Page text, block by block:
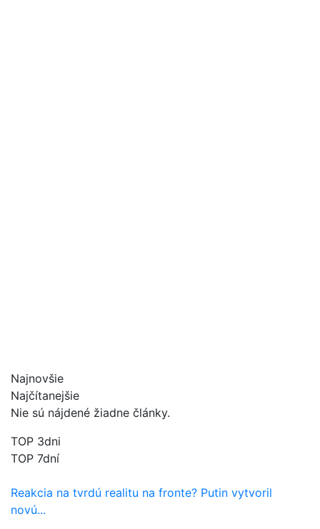
Najnovšie
Najčítanejšie
Nie sú nájdené žiadne články.
TOP 3dni
TOP 7dní
Reakcia na tvrdú realitu na fronte? Putin vytvoril
novú...